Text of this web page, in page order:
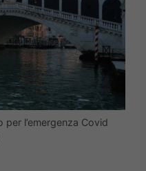
l’emergenza Covid